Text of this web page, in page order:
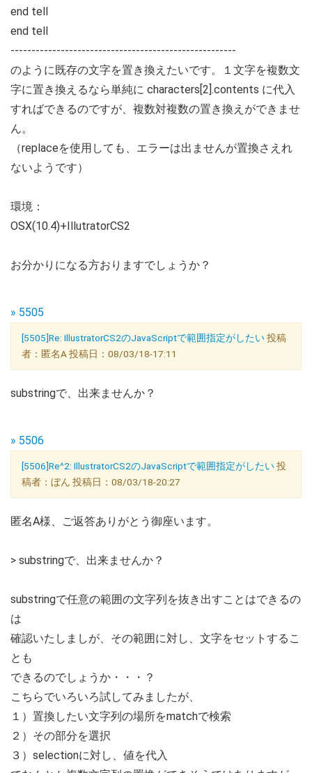
end tell
end tell
------------------------------------------------------
のように既存の文字を置き換えたいです。１文字を複数文
字に置き換えるなら単純に characters[2].contents に代入
すればできるのですが、複数対複数の置き換えができませ
ん。
（replaceを使用しても、エラーは出ませんが置換さえれ
ないようです）
環境：
OSX(10.4)+IllutratorCS2
お分かりになる方おりますでしょうか？
» 5505
[5505]Re: IllustratorCS2のJavaScriptで範囲指定がしたい投稿
者：匿名A 投稿日：08/03/18-17:11
substringで、出来ませんか？
» 5506
[5506]Re^2: IllustratorCS2のJavaScriptで範囲指定がしたい投
稿者：ぼん 投稿日：08/03/18-20:27
匿名A様、ご返答ありがとう御座います。
> substringで、出来ませんか？
substringで任意の範囲の文字列を抜き出すことはできるの
は
確認いたしましが、その範囲に対し、文字をセットするこ
とも
できるのでしょうか・・・？
こちらでいろいろ試してみましたが、
１）置換したい文字列の場所をmatchで検索
２）その部分を選択
３）selectionに対し、値を代入